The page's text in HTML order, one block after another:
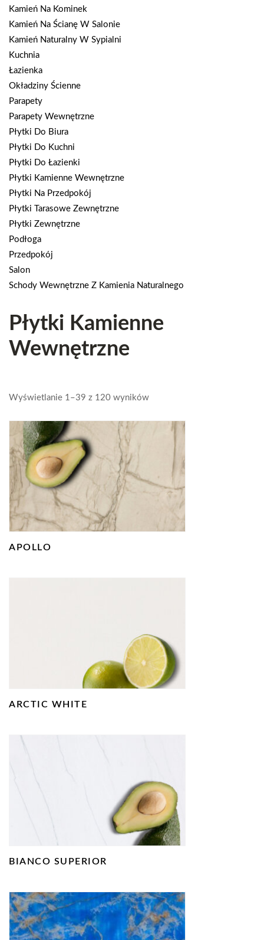
Kamień Na Kominek
Kamień Na Ścianę W Salonie
Kamień Naturalny W Sypialni
Kuchnia
Łazienka
Okładziny Ścienne
Parapety
Parapety Wewnętrzne
Płytki Do Biura
Płytki Do Kuchni
Płytki Do Łazienki
Płytki Kamienne Wewnętrzne
Płytki Na Przedpokój
Płytki Tarasowe Zewnętrzne
Płytki Zewnętrzne
Podłoga
Przedpokój
Salon
Schody Wewnętrzne Z Kamienia Naturalnego
Płytki Kamienne
Wewnętrzne
Wyświetlanie 1–39 z 120 wyników
APOLLO
ARCTIC WHITE
BIANCO SUPERIOR